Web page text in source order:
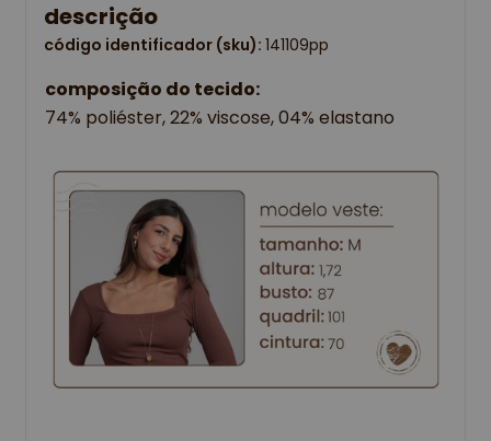
descrição
código identificador (sku): 141109pp
composição do tecido:
74% poliéster, 22% viscose, 04% elastano